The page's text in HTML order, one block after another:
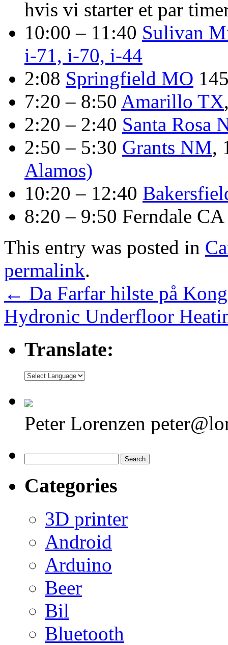
hvis vi starter et par
10:00 – 11:40 Sulivan
i-71, i-70, i-44
2:08 Springfield MO
7:20 – 8:50 Amarillo TX
2:20 – 2:40 Santa Rosa
2:50 – 5:30 Grants NM,
Alamos)
10:20 – 12:40
8:20 – 9:50 Ferndale
This entry was posted in
permalink.
← Da Farfar hilste på
Hydronic Underfloor
Translate:
Peter Lorenzen
for:
Categories
3D printer
Android
Arduino
Beer
Bil
Bluetooth